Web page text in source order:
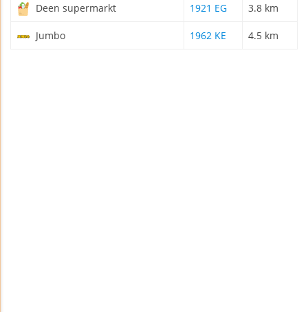
Deen supermarkt 1921 EG 3.8 km
Jumbo 1962 KE 4.5 km